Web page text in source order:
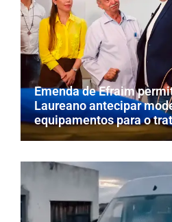
Emenda de Efraim
Laureano antecipar
equipamentos para o